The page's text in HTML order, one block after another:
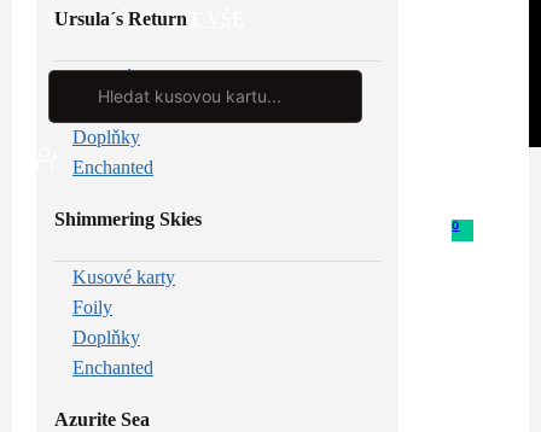
PROHLÉDNOUT VŠE
Search
0
Ursula´s Return
Kusové karty
Foily
Doplňky
Enchanted
Shimmering Skies
Kusové karty
Foily
Doplňky
Enchanted
Azurite Sea